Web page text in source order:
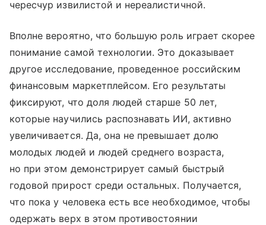
чересчур извилистой и нереалистичной.
Вполне вероятно, что большую роль играет скорее
понимание самой технологии. Это доказывает
другое исследование, проведенное российским
финансовым маркетплейсом. Его результаты
фиксируют, что доля людей старше 50 лет,
которые научились распознавать ИИ, активно
увеличивается. Да, она не превышает долю
молодых людей и людей среднего возраста,
но при этом демонстрирует самый быстрый
годовой прирост среди остальных. Получается,
что пока у человека есть все необходимое, чтобы
одержать верх в этом противостоянии